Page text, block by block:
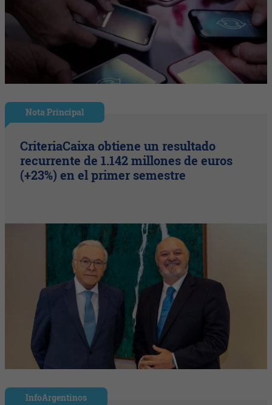
Nota Principal
CriteriaCaixa obtiene un resultado
recurrente de 1.142 millones de euros
(+23%) en el primer semestre
InfoArgentinos